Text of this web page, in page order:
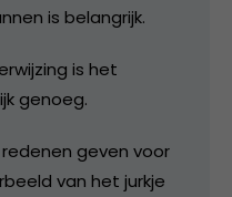
is belangrijk.
is het
genoeg.
geven voor
van het jurkje